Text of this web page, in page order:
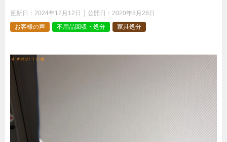
更新日： 2024年12月12日 公開日： 2020年8月28日
お客様の声
不用品回収・処分 家具処分